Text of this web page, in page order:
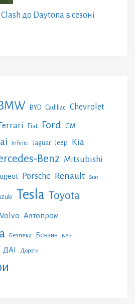
до Daytona в сезоні
BYD Cadillac Chevrolet
Fiat Ford GM
Infiniti Jaguar Jeep Kia
Benz Mitsubishi
Porsche Renault Seat
Tesla Toyota
Volvo Автопром
Безпека Бензин ВАЗ
ДАІ Дороги